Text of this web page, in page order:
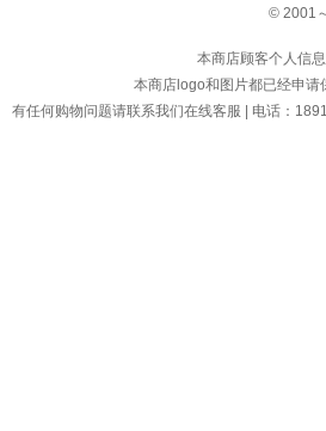
© 2001
本商店顾客个人信
本商店logo和图片都已经申
有任何购物问题请联系我们在线客服 | 电话：